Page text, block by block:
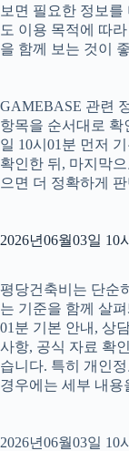
보면 필요한 정보
도 이용 목적에 따
을 함께 보는 것이
GAMEBASE 관련
항목을 순서대로 확
일 10시01분 먼저
확인한 뒤, 마지막
으면 더 정확하게
2026년06월03일
평당건축비는 단순
는 기준을 함께 살
01분 기본 안내, 상
사항, 공식 자료 확
습니다. 특히 개인
경우에는 세부 내용
2026년06월03일